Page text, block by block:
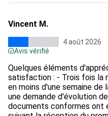
Vincent M.
4 août 2026
Avis vérifié
Quelques éléments
satisfaction : - Trois fois la
en moins d'une semaine
une demande d'évolution
documents conformes ont